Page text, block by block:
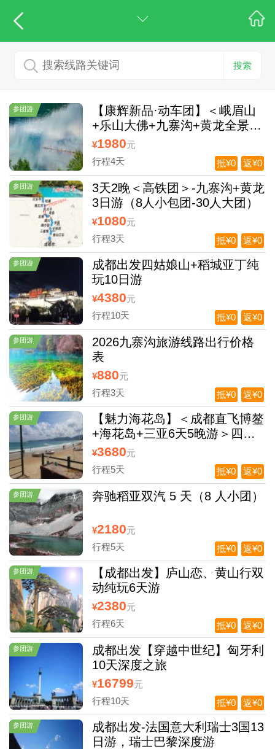
搜索
参团游
【康辉新品·动车团】＜峨眉山
+乐山大佛+九寨沟+黄龙全景动
车纯玩4日游＞双动贯穿四川4大
世界遗产
¥1980元
行程4天
返¥0
抵¥0
参团游
3天2晚＜高铁团＞-九寨沟+黄龙
3日游（8人小包团-30人大团）
¥1080元
行程3天
返¥0
抵¥0
参团游
成都出发四姑娘山+稻城亚丁纯
玩10日游
¥4380元
行程10天
返¥0
抵¥0
参团游
2026九寨沟旅游线路出行价格
表
¥880元
行程3天
返¥0
抵¥0
参团游
【魅力海花岛】＜成都直飞博鳌
+海花岛+三亚6天5晚游＞四川
独立发团，入住一晚海花岛欧堡
酒店
¥3680元
行程5天
返¥0
抵¥0
参团游 奔驰稻亚双汽 5 天（8 人小团）
¥2180元
行程5天
返¥0
抵¥0
参团游
【成都出发】庐山恋、黄山行双
动纯玩6天游
¥2380元
行程6天
返¥0
抵¥0
参团游
成都出发【穿越中世纪】匈牙利
10天深度之旅
¥16799元
行程10天
返¥0
抵¥0
参团游
成都出发-法国意大利瑞士3国13
日游，瑞士巴黎深度游